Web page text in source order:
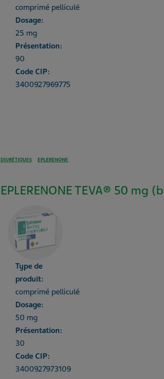
comprimé pelliculé
Dosage:
25 mg
Présentation:
90
Code CIP:
3400927969775
DIURÉTIQUES EPLERENONE
EPLERENONE TEVA® 50 mg
Type de
produit:
comprimé pelliculé
Dosage:
50 mg
Présentation:
30
Code CIP:
3400927973109